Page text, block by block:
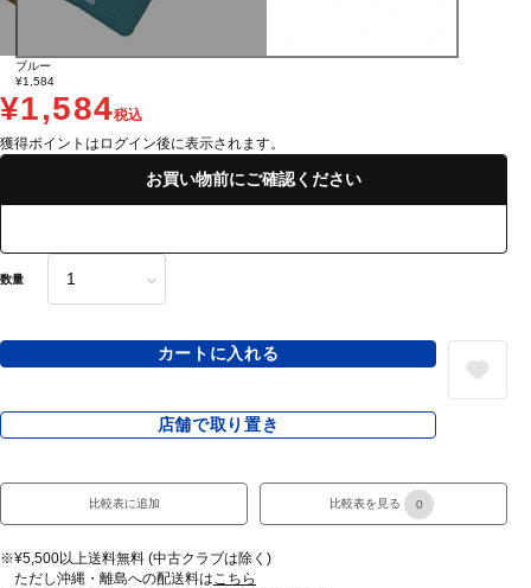
ブルー
¥1,584
¥1,584税込
獲得ポイントはログイン後に表示されます。
お買い物前にご確認ください
数量
カートに入れる
店舗で取り置き
比較表に追加 比較表を見る 0
※¥5,500以上送料無料 (中古クラブは除く)
ただし沖縄・離島への配送料はこちら